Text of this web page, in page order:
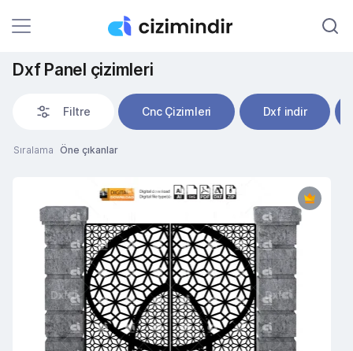
Dxf Panel çizimleri
Filtre Cnc Çizimleri Dxf indir
Sıralama Öne çıkanlar